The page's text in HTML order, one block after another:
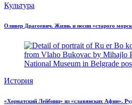
Культура
Оливер Драгоевич. Жизнь и песни «старого
История
«Хорватский Лейбниц» из «славянских Афин».